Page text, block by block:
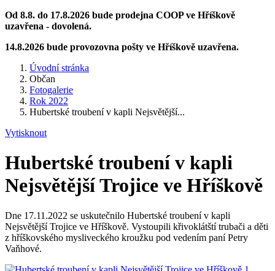
Od 8.8. do 17.8.2026 bude prodejna COOP ve Hříškově
uzavřena - dovolená.
14.8.2026 bude provozovna pošty ve Hříškově uzavřena.
Úvodní stránka
Občan
Fotogalerie
Rok 2022
Hubertské troubení v kapli Nejsvětější...
Vytisknout
Hubertské troubení v kapli
Nejsvětější Trojice ve Hříškově
Dne 17.11.2022 se uskutečnilo Hubertské troubení v kapli
Nejsvětější Trojice ve Hříškově. Vystoupili křivoklátští trubači a děti
z hříškovského mysliveckého kroužku pod vedením paní Petry
Vaňhové.